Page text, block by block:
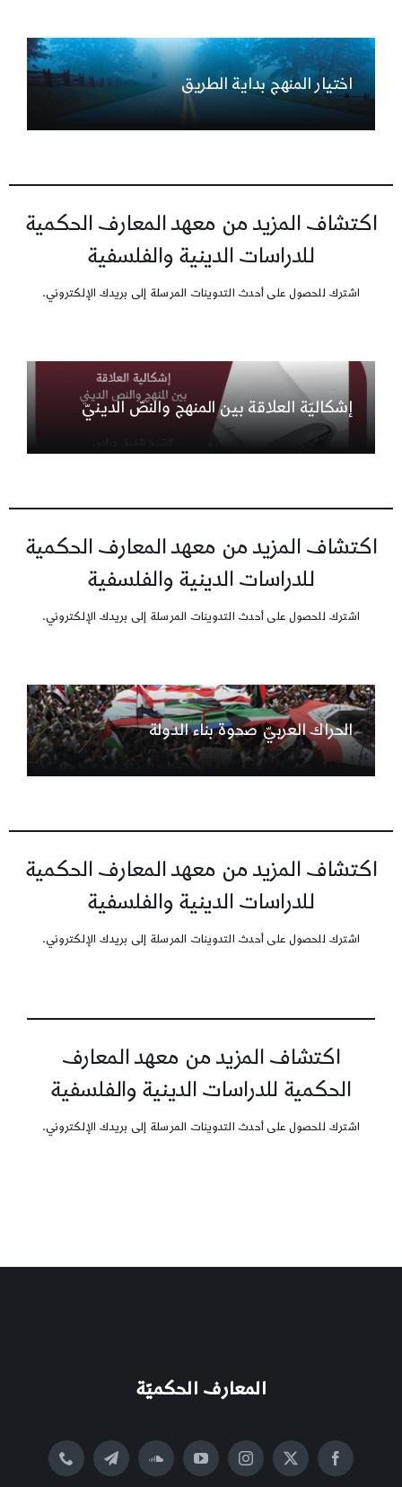
اختيار المنهج بداية الطريق
اكتشاف المزيد من معهد المعارف الحكمية
للدراسات الدينية والفلسفية
اشترك للحصول على أحدث التدوينات المرسلة إلى بريدك الإلكتروني.
إشكاليّة العلاقة بين المنهج والنصّ الدينيّ
اكتشاف المزيد من معهد المعارف الحكمية
للدراسات الدينية والفلسفية
اشترك للحصول على أحدث التدوينات المرسلة إلى بريدك الإلكتروني.
الحراك العربيّ صحوة بناء الدولة
اكتشاف المزيد من معهد المعارف الحكمية
للدراسات الدينية والفلسفية
اشترك للحصول على أحدث التدوينات المرسلة إلى بريدك الإلكتروني.
اكتشاف المزيد من معهد المعارف
الحكمية للدراسات الدينية والفلسفية
اشترك للحصول على أحدث التدوينات المرسلة إلى بريدك الإلكتروني.
المعارف الحكميّة